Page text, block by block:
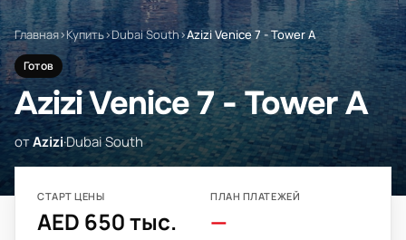
Главная›Купить›Dubai South›Azizi Venice 7 - Tower A
Готов
Azizi Venice 7 - Tower A
отAzizi·Dubai South
СТАРТ ЦЕНЫ
AED 650 тыс.
ПЛАН ПЛАТЕЖЕЙ
—